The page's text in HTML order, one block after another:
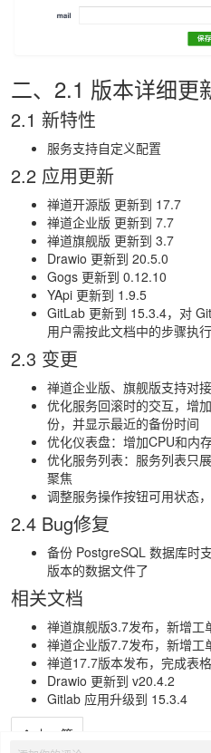
二、2.1 版本详细更
2.1 新特性
服务支持自定义配置
2.2 应用更新
禅道开源版 更新到 17.7
禅道企业版 更新到 7.7
禅道旗舰版 更新到 3.7
Drawio 更新到 20.5.0
Gogs 更新到 0.12.10
YApi 更新到 1.9.5
GitLab 更新到 15.3.4，对
用户需按此文档中的步骤执
2.3 变更
禅道企业版、旗舰版支持对
优化服务回滚时的交互，增
份，并显示最近的备份时间
优化仪表盘：增加CPU和内
优化服务列表：服务列表只
聚焦
调整服务操作按钮可用状态
2.4 Bug修复
备份 PostgreSQL 数据库时
版本的数据文件了
相关文档
禅道旗舰版3.7发布，新增工
禅道企业版7.7发布，新增工
禅道17.7版本发布，完成表
Drawio 更新到 v20.4.2
Gitlab 应用升级到 15.3.4
上一篇